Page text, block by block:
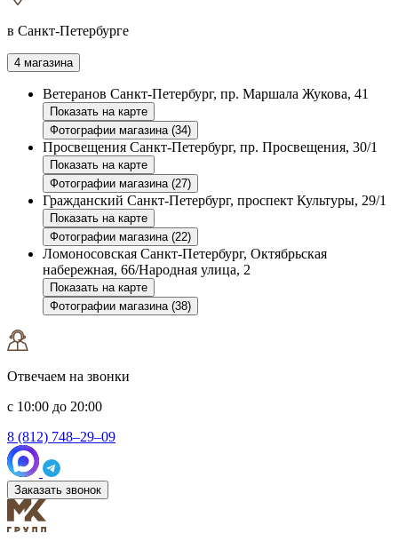
в Санкт-Петербурге
4 магазина
Ветеранов Санкт-Петербург, пр. Маршала Жукова, 41
Показать на карте
Фотографии магазина (34)
Просвещения Санкт-Петербург, пр. Просвещения, 30/1
Показать на карте
Фотографии магазина (27)
Гражданский Санкт-Петербург, проспект Культуры, 29/1
Показать на карте
Фотографии магазина (22)
Ломоносовская Санкт-Петербург, Октябрьская
набережная, 66/Народная улица, 2
Показать на карте
Фотографии магазина (38)
Отвечаем на звонки
с 10:00 до 20:00
8 (812) 748–29–09
Заказать звонок